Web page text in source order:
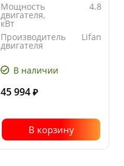
Мощность
двигателя,
кВт
4.8
Производитель
двигателя
Lifan
основания
плиты, мм
В наличии
45 994 ₽
В корзину